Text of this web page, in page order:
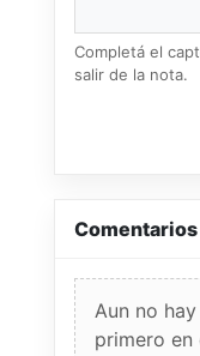
Completá el
salir de la nota.
Comentarios
Aun no
primero en